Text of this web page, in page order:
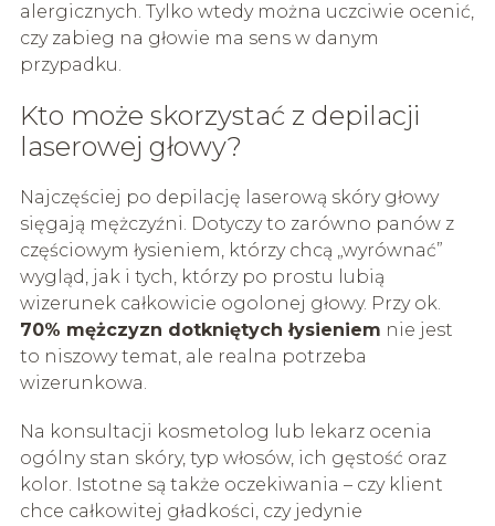
alergicznych. Tylko wtedy można uczciwie ocenić,
czy zabieg na głowie ma sens w danym
przypadku.
Kto może skorzystać z depilacji
laserowej głowy?
Najczęściej po depilację laserową skóry głowy
sięgają mężczyźni. Dotyczy to zarówno panów z
częściowym łysieniem, którzy chcą „wyrównać”
wygląd, jak i tych, którzy po prostu lubią
wizerunek całkowicie ogolonej głowy. Przy ok.
70% mężczyzn dotkniętych łysieniem nie jest
to niszowy temat, ale realna potrzeba
wizerunkowa.
Na konsultacji kosmetolog lub lekarz ocenia
ogólny stan skóry, typ włosów, ich gęstość oraz
kolor. Istotne są także oczekiwania – czy klient
chce całkowitej gładkości, czy jedynie